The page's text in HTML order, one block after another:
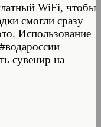
WiFi, чтобы
смогли сразу
Использование
сувенир на